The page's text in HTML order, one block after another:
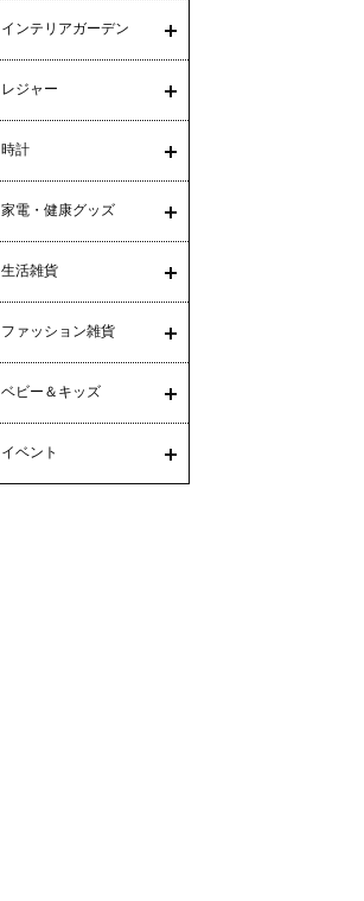
インテリアガーデン
レジャー
時計
家電・健康グッズ
生活雑貨
ファッション雑貨
ベビー＆キッズ
イベント